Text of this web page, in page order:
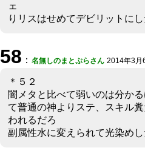
ェ
りリスはせめてデビリットに
58 ： 名無しのまとぷらさん 2014年3月
＊５２
闇メタと比べて弱いのは分か
て普通の神よりステ、スキル
われるだろ
副属性水に変えられて光染め